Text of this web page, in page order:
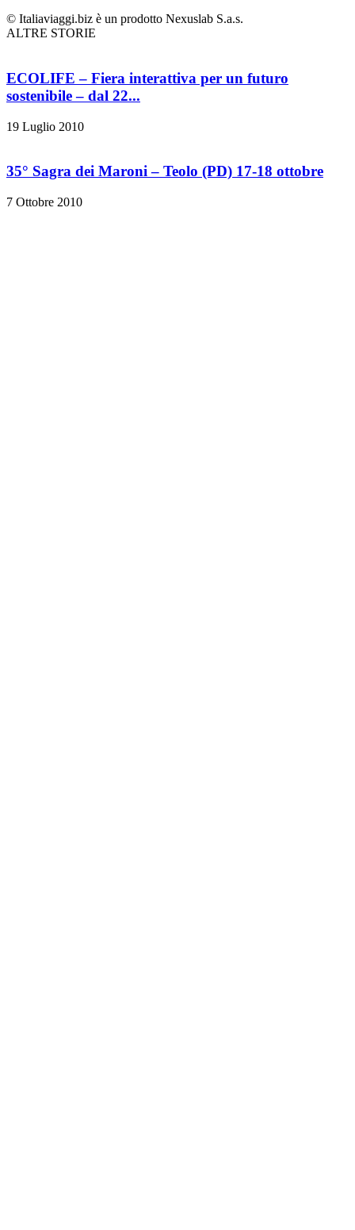
© Italiaviaggi.biz è un prodotto Nexuslab S.a.s.
ALTRE STORIE
ECOLIFE – Fiera interattiva per un futuro
sostenibile – dal 22...
19 Luglio 2010
35° Sagra dei Maroni – Teolo (PD) 17-18 ottobre
7 Ottobre 2010